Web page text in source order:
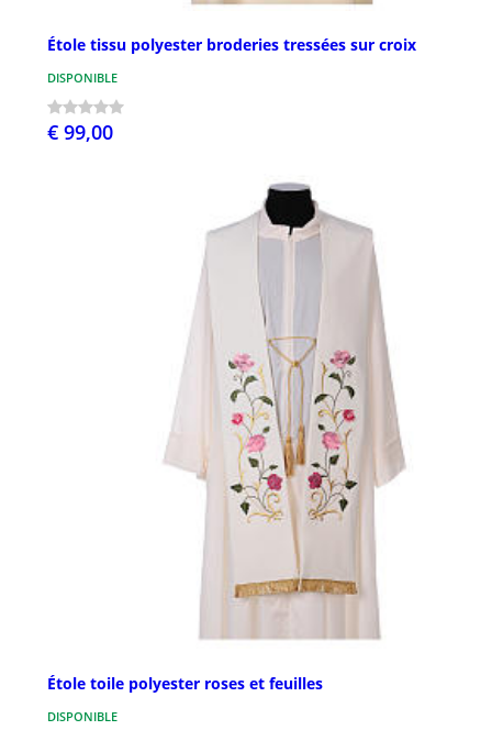
Étole tissu polyester broderies tressées sur croix
DISPONIBLE
€ 99,00
Étole toile polyester roses et feuilles
DISPONIBLE